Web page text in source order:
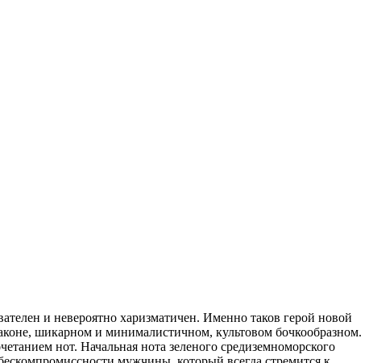
и невероятно харизматичен. Именно таков герой новой
шикарном и минималистичном, культовом бочкообразном.
нот. Начальная нота зеленого средиземноморского